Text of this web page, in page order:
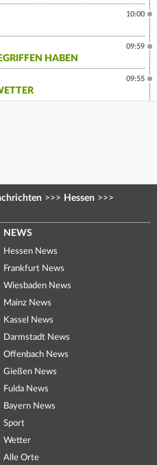
10:00
HABEN
09:59
09:55
>>> Hessen >>>
NEWS
Hessen News
Frankfurt News
Wiesbaden News
Mainz News
Kassel News
Darmstadt News
Offenbach News
Gießen News
Fulda News
Bayern News
Sport
Wetter
Alle Orte